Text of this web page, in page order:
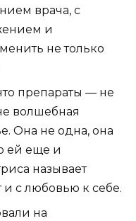
врача, с
и
не только
препараты — не
волшебная
Она не одна, она
ей еще и
называет
и с любовью к себе.
на